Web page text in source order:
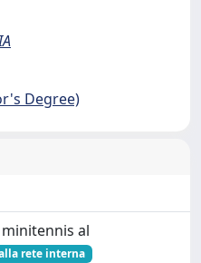
Degree)
al
rete interna